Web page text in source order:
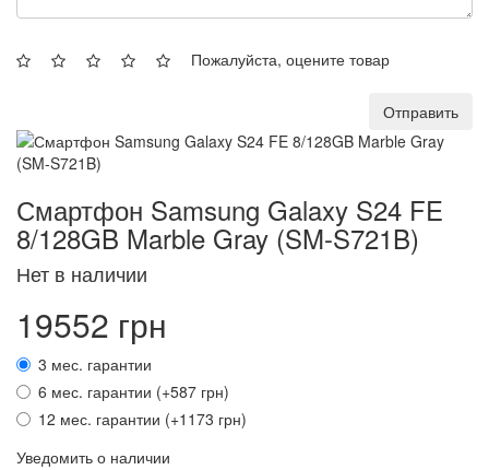
Пожалуйста, оцените товар
Отправить
Смартфон Samsung Galaxy S24 FE
8/128GB Marble Gray (SM-S721B)
Нет в наличии
19552 грн
3 мес. гарантии
6 мес. гарантии (+587 грн)
12 мес. гарантии (+1173 грн)
Уведомить о наличии